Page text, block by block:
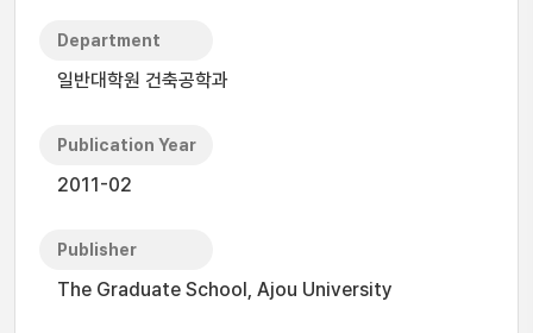
Department
일반대학원 건축공학과
Publication Year
2011-02
Publisher
The Graduate School, Ajou University